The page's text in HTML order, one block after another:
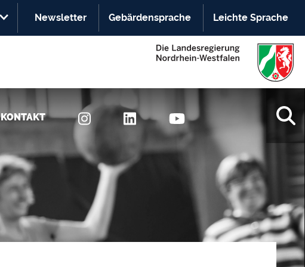
Newsletter Gebärdensprache Leichte Sprache
KONTAKT